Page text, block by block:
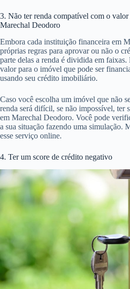
3. Não ter renda compatível com o
Marechal Deodoro
Embora cada instituição financeira em
próprias regras para aprovar ou não o
parte delas a renda é dividida em
valor para o imóvel que pode ser
usando seu crédito imobiliário.
Caso você escolha um imóvel que não
renda será difícil, se não impossível, ter
em Marechal Deodoro. Você pode
a sua situação fazendo uma simulação.
esse serviço online.
4. Ter um score de crédito negativo